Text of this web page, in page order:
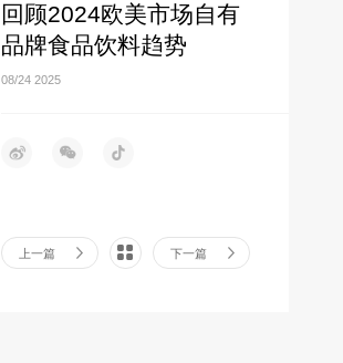
回顾2024欧美市场自有
品牌食品饮料趋势
08/24 2025
上一篇 下一篇